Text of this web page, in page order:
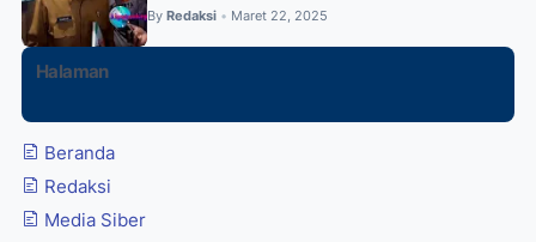
By Redaksi • Maret 22, 2025
Halaman
Beranda
Redaksi
Media Siber